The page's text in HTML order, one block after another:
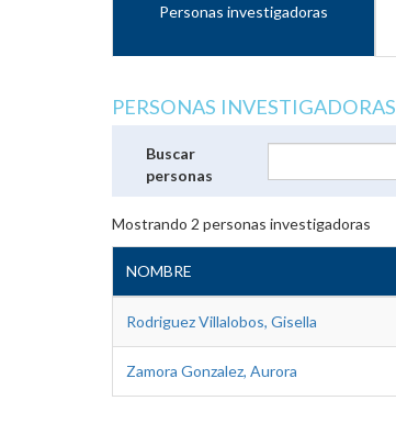
Personas investigadoras
PERSONAS INVESTIGADORAS
Buscar
personas
Mostrando 2 personas investigadoras
NOMBRE
Rodriguez Villalobos, Gisella
Zamora Gonzalez, Aurora